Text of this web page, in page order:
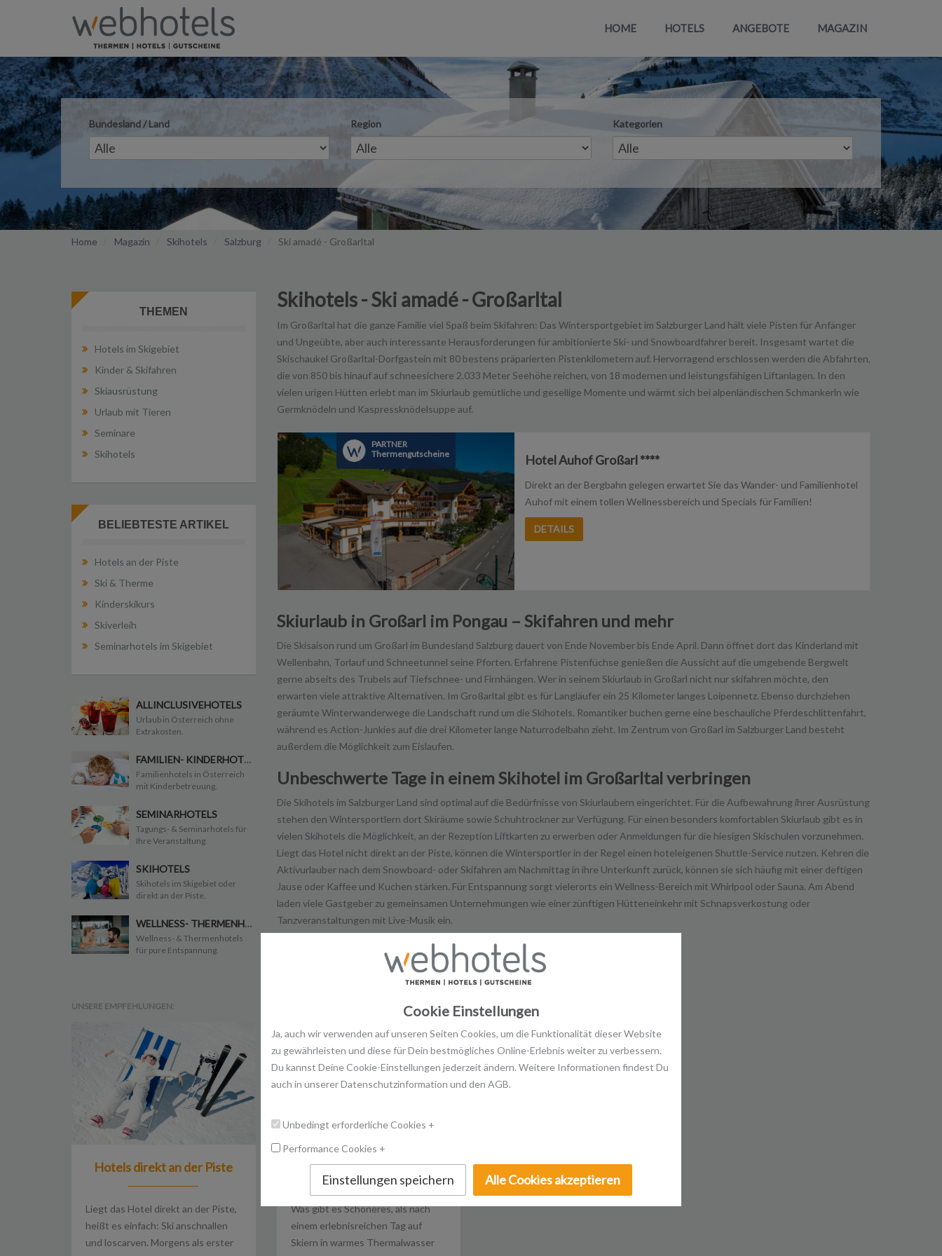
HOME HOTELS ANGEBOTE MAGAZIN
Bundesland / Land Region Kategorien
Home Magazin Skihotels Salzburg Ski amadé - Großarltal
Skihotels - Ski amadé - Großarltal
Im Großarltal hat die ganze Familie viel Spaß beim Skifahren: Das Wintersportgebiet im Salzburger Land hält viele Pisten für Anfänger
und Ungeübte, aber auch interessante Herausforderungen für ambitionierte Ski- und Snowboardfahrer bereit. Insgesamt wartet die
Skischaukel Großarltal-Dorfgastein mit 80 bestens präparierten Pistenkilometern auf. Hervorragend erschlossen werden die Abfahrten,
die von 850 bis hinauf auf schneesichere 2.033 Meter Seehöhe reichen, von 18 modernen und leistungsfähigen Liftanlagen. In den
vielen urigen Hütten erlebt man im Skiurlaub gemütliche und gesellige Momente und wärmt sich bei alpenländischen Schmankerln wie
Germknödeln und Kaspressknödelsuppe auf.
PARTNER
Thermengutscheine
Hotel Auhof Großarl ****
Direkt an der Bergbahn gelegen erwartet Sie das Wander- und Familienhotel
Auhof mit einem tollen Wellnessbereich und Specials für Familien!
DETAILS
Skiurlaub in Großarl im Pongau – Skifahren und mehr
Die Skisaison rund um Großarl im Bundesland Salzburg dauert von Ende November bis Ende April. Dann öffnet dort das Kinderland mit
Wellenbahn, Torlauf und Schneetunnel seine Pforten. Erfahrene Pistenfüchse genießen die Aussicht auf die umgebende Bergwelt
gerne abseits des Trubels auf Tiefschnee- und Firnhängen. Wer in seinem Skiurlaub in Großarl nicht nur skifahren möchte, den
erwarten viele attraktive Alternativen. Im Großarltal gibt es für Langläufer ein 25 Kilometer langes Loipennetz. Ebenso durchziehen
geräumte Winterwanderwege die Landschaft rund um die Skihotels. Romantiker buchen gerne eine beschauliche Pferdeschlittenfahrt,
während es Action-Junkies auf die drei Kilometer lange Naturrodelbahn zieht. Im Zentrum von Großarl im Salzburger Land besteht
außerdem die Möglichkeit zum Eislaufen.
Unbeschwerte Tage in einem Skihotel im Großarltal verbringen
Die Skihotels im Salzburger Land sind optimal auf die Bedürfnisse von Skiurlaubern eingerichtet. Für die Aufbewahrung ihrer Ausrüstung
stehen den Wintersportlern dort Skiräume sowie Schuhtrockner zur Verfügung. Für einen besonders komfortablen Skiurlaub gibt es in
vielen Skihotels die Möglichkeit, an der Rezeption Liftkarten zu erwerben oder Anmeldungen für die hiesigen Skischulen vorzunehmen.
Liegt das Hotel nicht direkt an der Piste, können die Wintersportler in der Regel einen hoteleigenen Shuttle-Service nutzen. Kehren die
Aktivurlauber nach dem Snowboard- oder Skifahren am Nachmittag in ihre Unterkunft zurück, können sie sich häufig mit einer deftigen
Jause oder Kaffee und Kuchen stärken. Für Entspannung sorgt vielerorts ein Wellness-Bereich mit Whirlpool oder Sauna. Am Abend
laden viele Gastgeber zu gemeinsamen Unternehmungen wie einer zünftigen Hütteneinkehr mit Schnapsverkostung oder
Tanzveranstaltungen mit Live-Musik ein.
zurück zu Salzburg
THEMEN
Hotels im Skigebiet
Kinder & Skifahren
Skiausrüstung
Urlaub mit Tieren
Seminare
Skihotels
BELIEBTESTE ARTIKEL
Hotels an der Piste
Ski & Therme
Kinderskikurs
Skiverleih
Seminarhotels im Skigebiet
ALLINCLUSIVEHOTELS
Urlaub in Österreich ohne
Extrakosten.
FAMILIEN- KINDERHOTELS
Familienhotels in Österreich
mit Kinderbetreuung.
SEMINARHOTELS
Tagungs- & Seminarhotels für
Ihre Veranstaltung.
SKIHOTELS
Skihotels im Skigebiet oder
direkt an der Piste.
WELLNESS- THERMENHOTELS
Wellness- & Thermenhotels
für pure Entspannung.
UNSERE EMPFEHLUNGEN:
Hotels direkt an der Piste
Liegt das Hotel direkt an der Piste,
heißt es einfach: Ski anschnallen
und loscarven. Morgens als erster
Ski & Therme
Was gibt es Schöneres, als nach
einem erlebnisreichen Tag auf
Skiern in warmes Thermalwasser
Cookie Einstellungen
Ja, auch wir verwenden auf unseren Seiten Cookies, um die Funktionalität dieser Website
zu gewährleisten und diese für Dein bestmögliches Online-Erlebnis weiter zu verbessern.
Du kannst Deine Cookie-Einstellungen jederzeit ändern. Weitere Informationen findest Du
auch in unserer Datenschutzinformation und den AGB.
Unbedingt erforderliche Cookies
Performance Cookies
Einstellungen speichern Alle Cookies akzeptieren